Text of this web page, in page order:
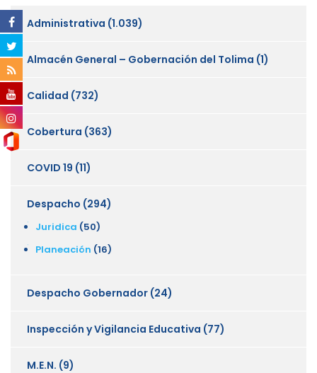
Administrativa (1.039)
Almacén General – Gobernación del Tolima (1)
Calidad (732)
Cobertura (363)
COVID 19 (11)
Despacho (294)
Juridica (50)
Planeación (16)
Despacho Gobernador (24)
Inspección y Vigilancia Educativa (77)
M.E.N. (9)